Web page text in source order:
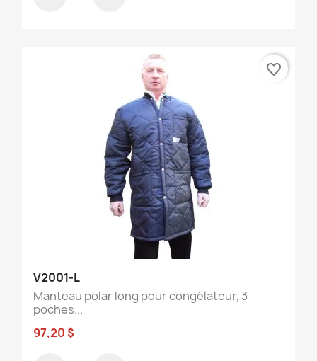
V2001-L
Manteau polar long pour congélateur, 3
poches...
97,20 $
favorite_border